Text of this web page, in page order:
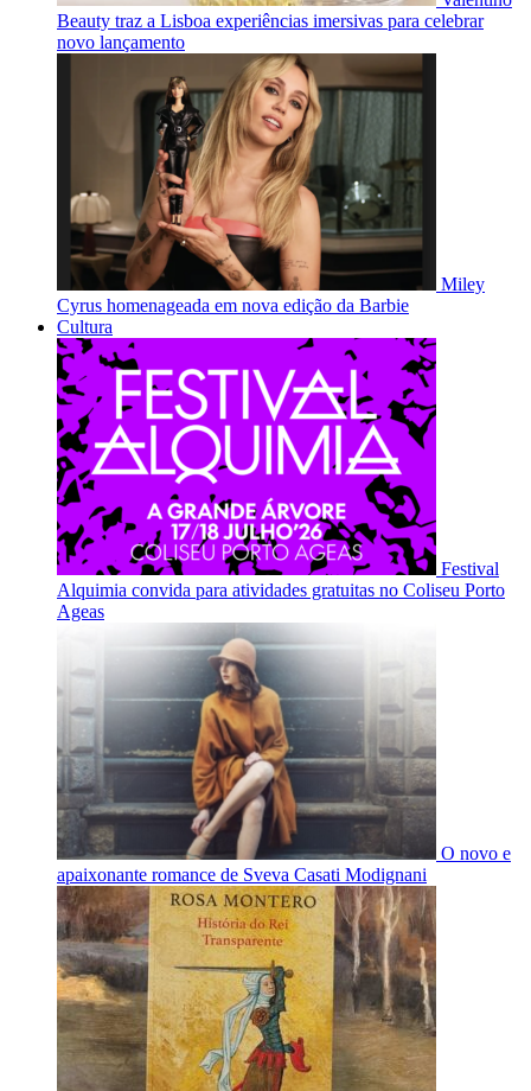
Beauty traz a Lisboa experiências imersivas para celebrar
novo lançamento
Miley
Cyrus homenageada em nova edição da Barbie
Cultura
Festival
Alquimia convida para atividades gratuitas no Coliseu Porto
Ageas
O novo e
apaixonante romance de Sveva Casati Modignani